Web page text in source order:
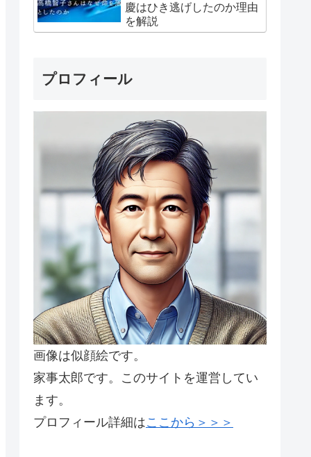
慶はひき逃げしたのか理由
を解説
プロフィール
画像は似顔絵です。
家事太郎です。このサイトを運営してい
ます。
プロフィール詳細はここから＞＞＞